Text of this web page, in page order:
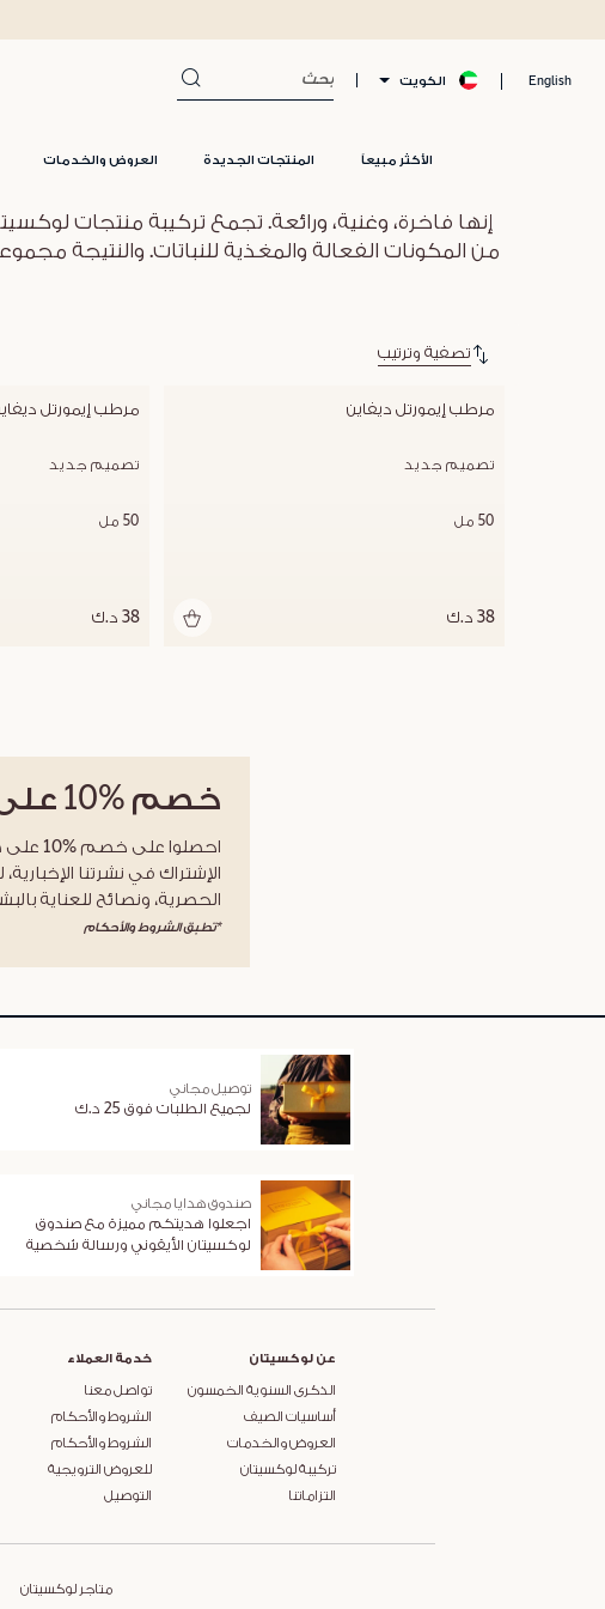
English الكويت
الأكثر مبيعاً المنتجات الجديدة العروض والخدمات
إنها فاخرة، وغنية، ورائعة. تجمع تركيبة منتجات
من المكونات الفعالة والمغذية للنباتات. والنتيجة
تصفية وترتيب
مرطب إيمورتل ديفاين
تصميم جديد
50 مل
38 د.ك
مرطب إيمورتل
تصميم جديد
50 مل
38 د.ك
خصم %10
احصلوا
الإشتراك في نشرتنا
الحصرية، ونصائح للعناية
*تطبق الشروط والأحكام
توصيل مجاني
لجميع الطلبات فوق 25 د.ك
صندوق هدايا مجاني
اجعلوا هديتكم مميزة مع صندوق
لوكسيتان الأيقوني ورسالة شخصية
عن لوكسيتان
الذكرى السنوية الخمسون
أساسيات الصيف
العروض والخدمات
تركيبة لوكسيتان
التزاماتنا
خدمة العملاء
تواصل معنا
الشروط والأحكام
الشروط والأحكام
للعروض الترويجية
التوصيل
متاجر لوكسيتان